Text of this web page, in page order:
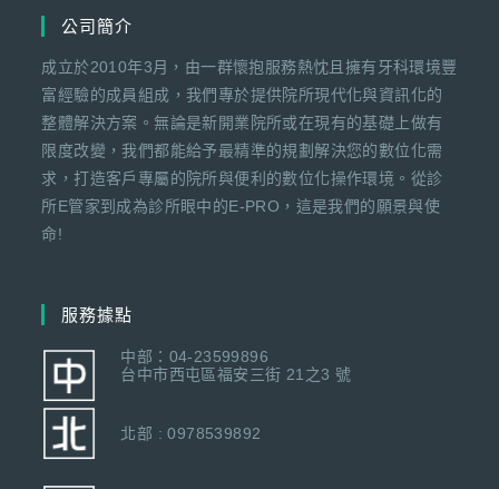
公司簡介
成立於2010年3月，由一群懷抱服務熱忱且擁有牙科環境豐
富經驗的成員組成，我們專於提供院所現代化與資訊化的
整體解決方案。無論是新開業院所或在現有的基礎上做有
限度改變，我們都能給予最精準的規劃解決您的數位化需
求，打造客戶專屬的院所與便利的數位化操作環境。從診
所E管家到成為診所眼中的E-PRO，這是我們的願景與使
命!
服務據點
中部：04-23599896
台中市西屯區福安三街 21之3 號
北部 : 0978539892